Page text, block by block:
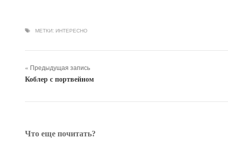
МЕТКИ: ИНТЕРЕСНО
« Предыдущая запись
Коблер с портвейном
Что еще почитать?